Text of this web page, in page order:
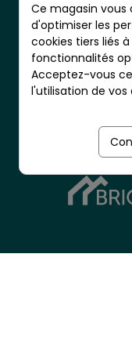
16300
Nordlinger
Ce magasin
d'optimiser les
cookies tiers liés
fonctionnalités
Acceptez-vous
l'utilisation de vos